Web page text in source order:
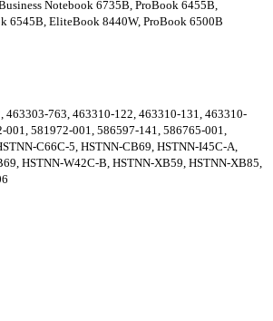
Notebook 6735B, ProBook 6455B,
6545B, EliteBook 8440W, ProBook 6500B
463303-763, 463310-122, 463310-131, 463310-
001, 581972-001, 586597-141, 586765-001,
C66C-5, HSTNN-CB69, HSTNN-I45C-A,
HSTNN-W42C-B, HSTNN-XB59, HSTNN-XB85,